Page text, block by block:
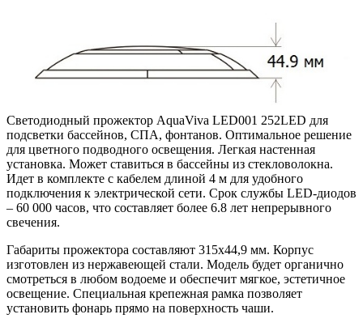
Светодиодный прожектор AquaViva LED001 252LED для
подсветки бассейнов, СПА, фонтанов. Оптимальное решение
для цветного подводного освещения. Легкая настенная
установка. Может ставиться в бассейны из стекловолокна.
Идет в комплекте с кабелем длиной 4 м для удобного
подключения к электрической сети. Срок службы LED-диодов
– 60 000 часов, что составляет более 6.8 лет непрерывного
свечения.
Габариты прожектора составляют 315х44,9 мм. Корпус
изготовлен из нержавеющей стали. Модель будет органично
смотреться в любом водоеме и обеспечит мягкое, эстетичное
освещение. Специальная крепежная рамка позволяет
установить фонарь прямо на поверхность чаши.